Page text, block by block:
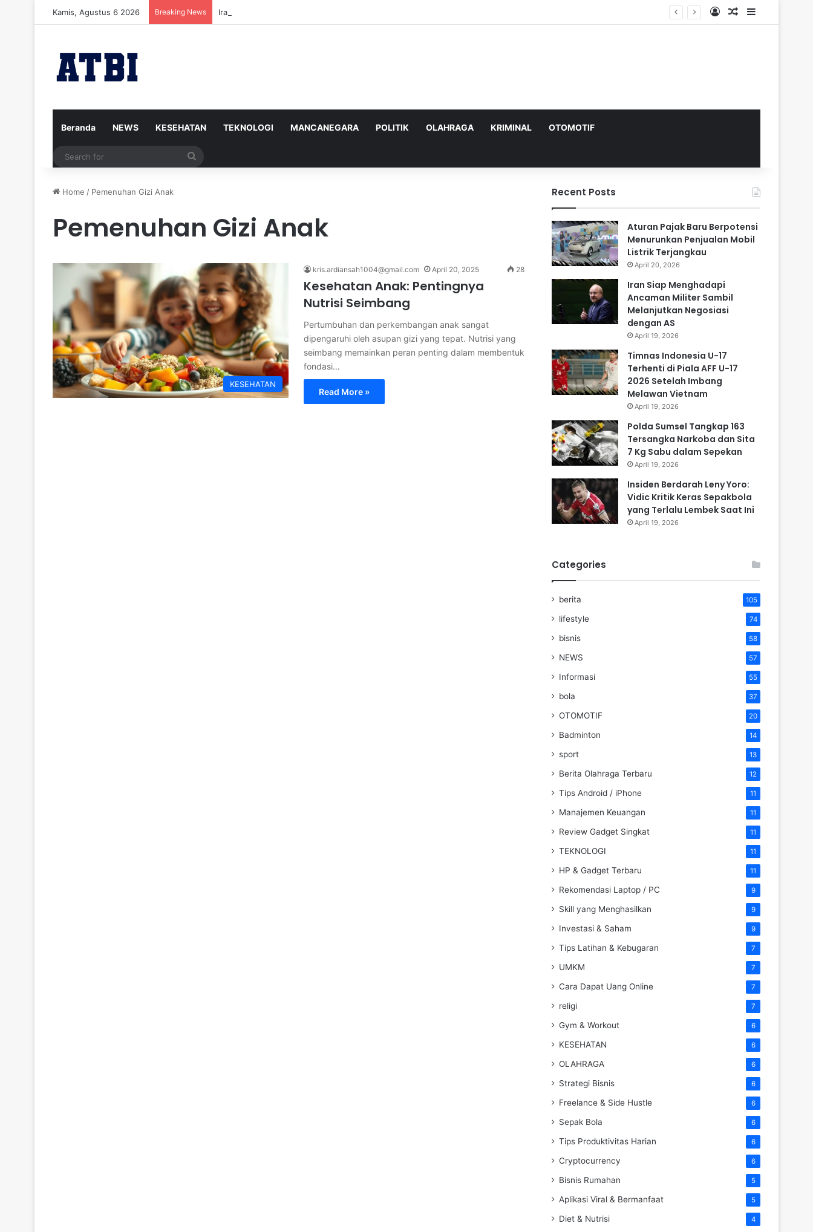
Kamis, Agustus 6 2026 Breaking News Iran Siap Menghadapi Ancaman Militer Sambil Melanjutkan Negosiasi dengan AS Log InRandom Article
Sidebar
Beranda NEWS KESEHATAN TEKNOLOGI MANCANEGARA POLITIK OLAHRAGA KRIMINAL OTOMOTIF
Home / Pemenuhan Gizi Anak
Pemenuhan Gizi Anak
KESEHATAN
kris.ardiansah1004@gmail.com April 20, 2025 28
Kesehatan Anak: Pentingnya
Nutrisi Seimbang
Pertumbuhan dan perkembangan anak sangat
dipengaruhi oleh asupan gizi yang tepat. Nutrisi yang
seimbang memainkan peran penting dalam membentuk
fondasi…
Read More »
Recent Posts
Aturan Pajak Baru Berpotensi
Menurunkan Penjualan Mobil
Listrik Terjangkau
April 20, 2026
Iran Siap Menghadapi
Ancaman Militer Sambil
Melanjutkan Negosiasi
dengan AS
April 19, 2026
Timnas Indonesia U-17
Terhenti di Piala AFF U-17
2026 Setelah Imbang
Melawan Vietnam
April 19, 2026
Polda Sumsel Tangkap 163
Tersangka Narkoba dan Sita
7 Kg Sabu dalam Sepekan
April 19, 2026
Insiden Berdarah Leny Yoro:
Vidic Kritik Keras Sepakbola
yang Terlalu Lembek Saat Ini
April 19, 2026
Categories
berita 105
lifestyle 74
bisnis 58
NEWS 57
Informasi 55
bola 37
OTOMOTIF 20
Badminton 14
sport 13
Berita Olahraga Terbaru 12
Tips Android / iPhone 11
Manajemen Keuangan 11
Review Gadget Singkat 11
TEKNOLOGI 11
HP & Gadget Terbaru 11
Rekomendasi Laptop / PC 9
Skill yang Menghasilkan 9
Investasi & Saham 9
Tips Latihan & Kebugaran 7
UMKM 7
Cara Dapat Uang Online 7
religi 7
Gym & Workout 6
KESEHATAN 6
OLAHRAGA 6
Strategi Bisnis 6
Freelance & Side Hustle 6
Sepak Bola 6
Tips Produktivitas Harian 6
Cryptocurrency 6
Bisnis Rumahan 5
Aplikasi Viral & Bermanfaat 5
Diet & Nutrisi 4